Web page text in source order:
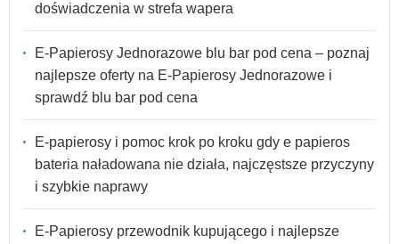
doświadczenia w strefa wapera
E-Papierosy Jednorazowe blu bar pod cena – poznaj
najlepsze oferty na E-Papierosy Jednorazowe i
sprawdź blu bar pod cena
E-papierosy i pomoc krok po kroku gdy e papieros
bateria naładowana nie działa, najczęstsze przyczyny
i szybkie naprawy
E-Papierosy przewodnik kupującego i najlepsze